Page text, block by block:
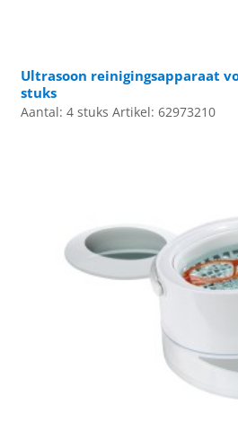
Ultrasoon reinigingsapparaat
stuks
Aantal: 4 stuks Artikel: 62973210